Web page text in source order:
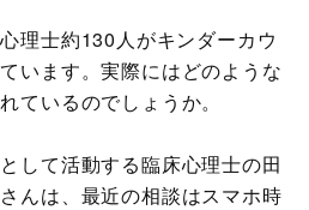
理士約130人がキンダーカウ
います。実際にはどのような
ているのでしょうか。
して活動する臨床心理士の田
んは、最近の相談はスマホ時